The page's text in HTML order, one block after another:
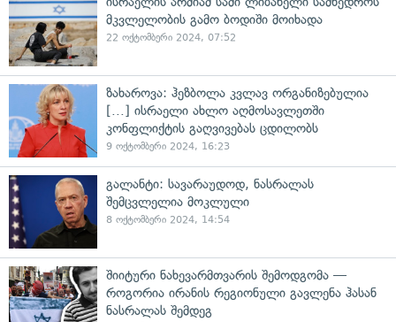
მკვლელობის გამო ბოდიში მოიხადა
22 ოქტომბერი 2024, 07:52
ზახაროვა: ჰეზბოლა კვლავ ორგანიზებულია
[...] ისრაელი ახლო აღმოსავლეთში
კონფლიქტის გაღვივებას ცდილობს
9 ოქტომბერი 2024, 16:23
გალანტი: სავარაუდოდ, ნასრალას
შემცვლელია მოკლული
8 ოქტომბერი 2024, 14:54
შიიტური ნახევარმთვარის შემოდგომა —
როგორია ირანის რეგიონული გავლენა ჰასან
ნასრალას შემდეგ